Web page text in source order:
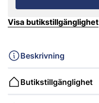
Visa butikstillgänglighet
Beskrivning
Butikstillgänglighet